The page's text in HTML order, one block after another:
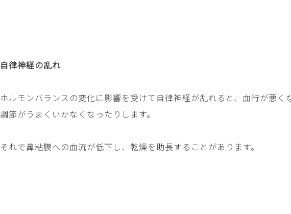
自律神経の乱れ
ホルモンバランスの変化に影響を受けて自律神経が乱れると、血行が悪く
調節がうまくいかなくなったりします。
それで鼻粘膜への血流が低下し、乾燥を助長することがあります。